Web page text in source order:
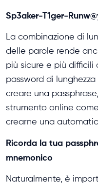
Sp3aker-T1ger-
La combinazione di
delle parole rende
più sicure e più
password di
creare una
strumento online come
crearne una
Ricorda la tua
mnemonico
Naturalmente, è